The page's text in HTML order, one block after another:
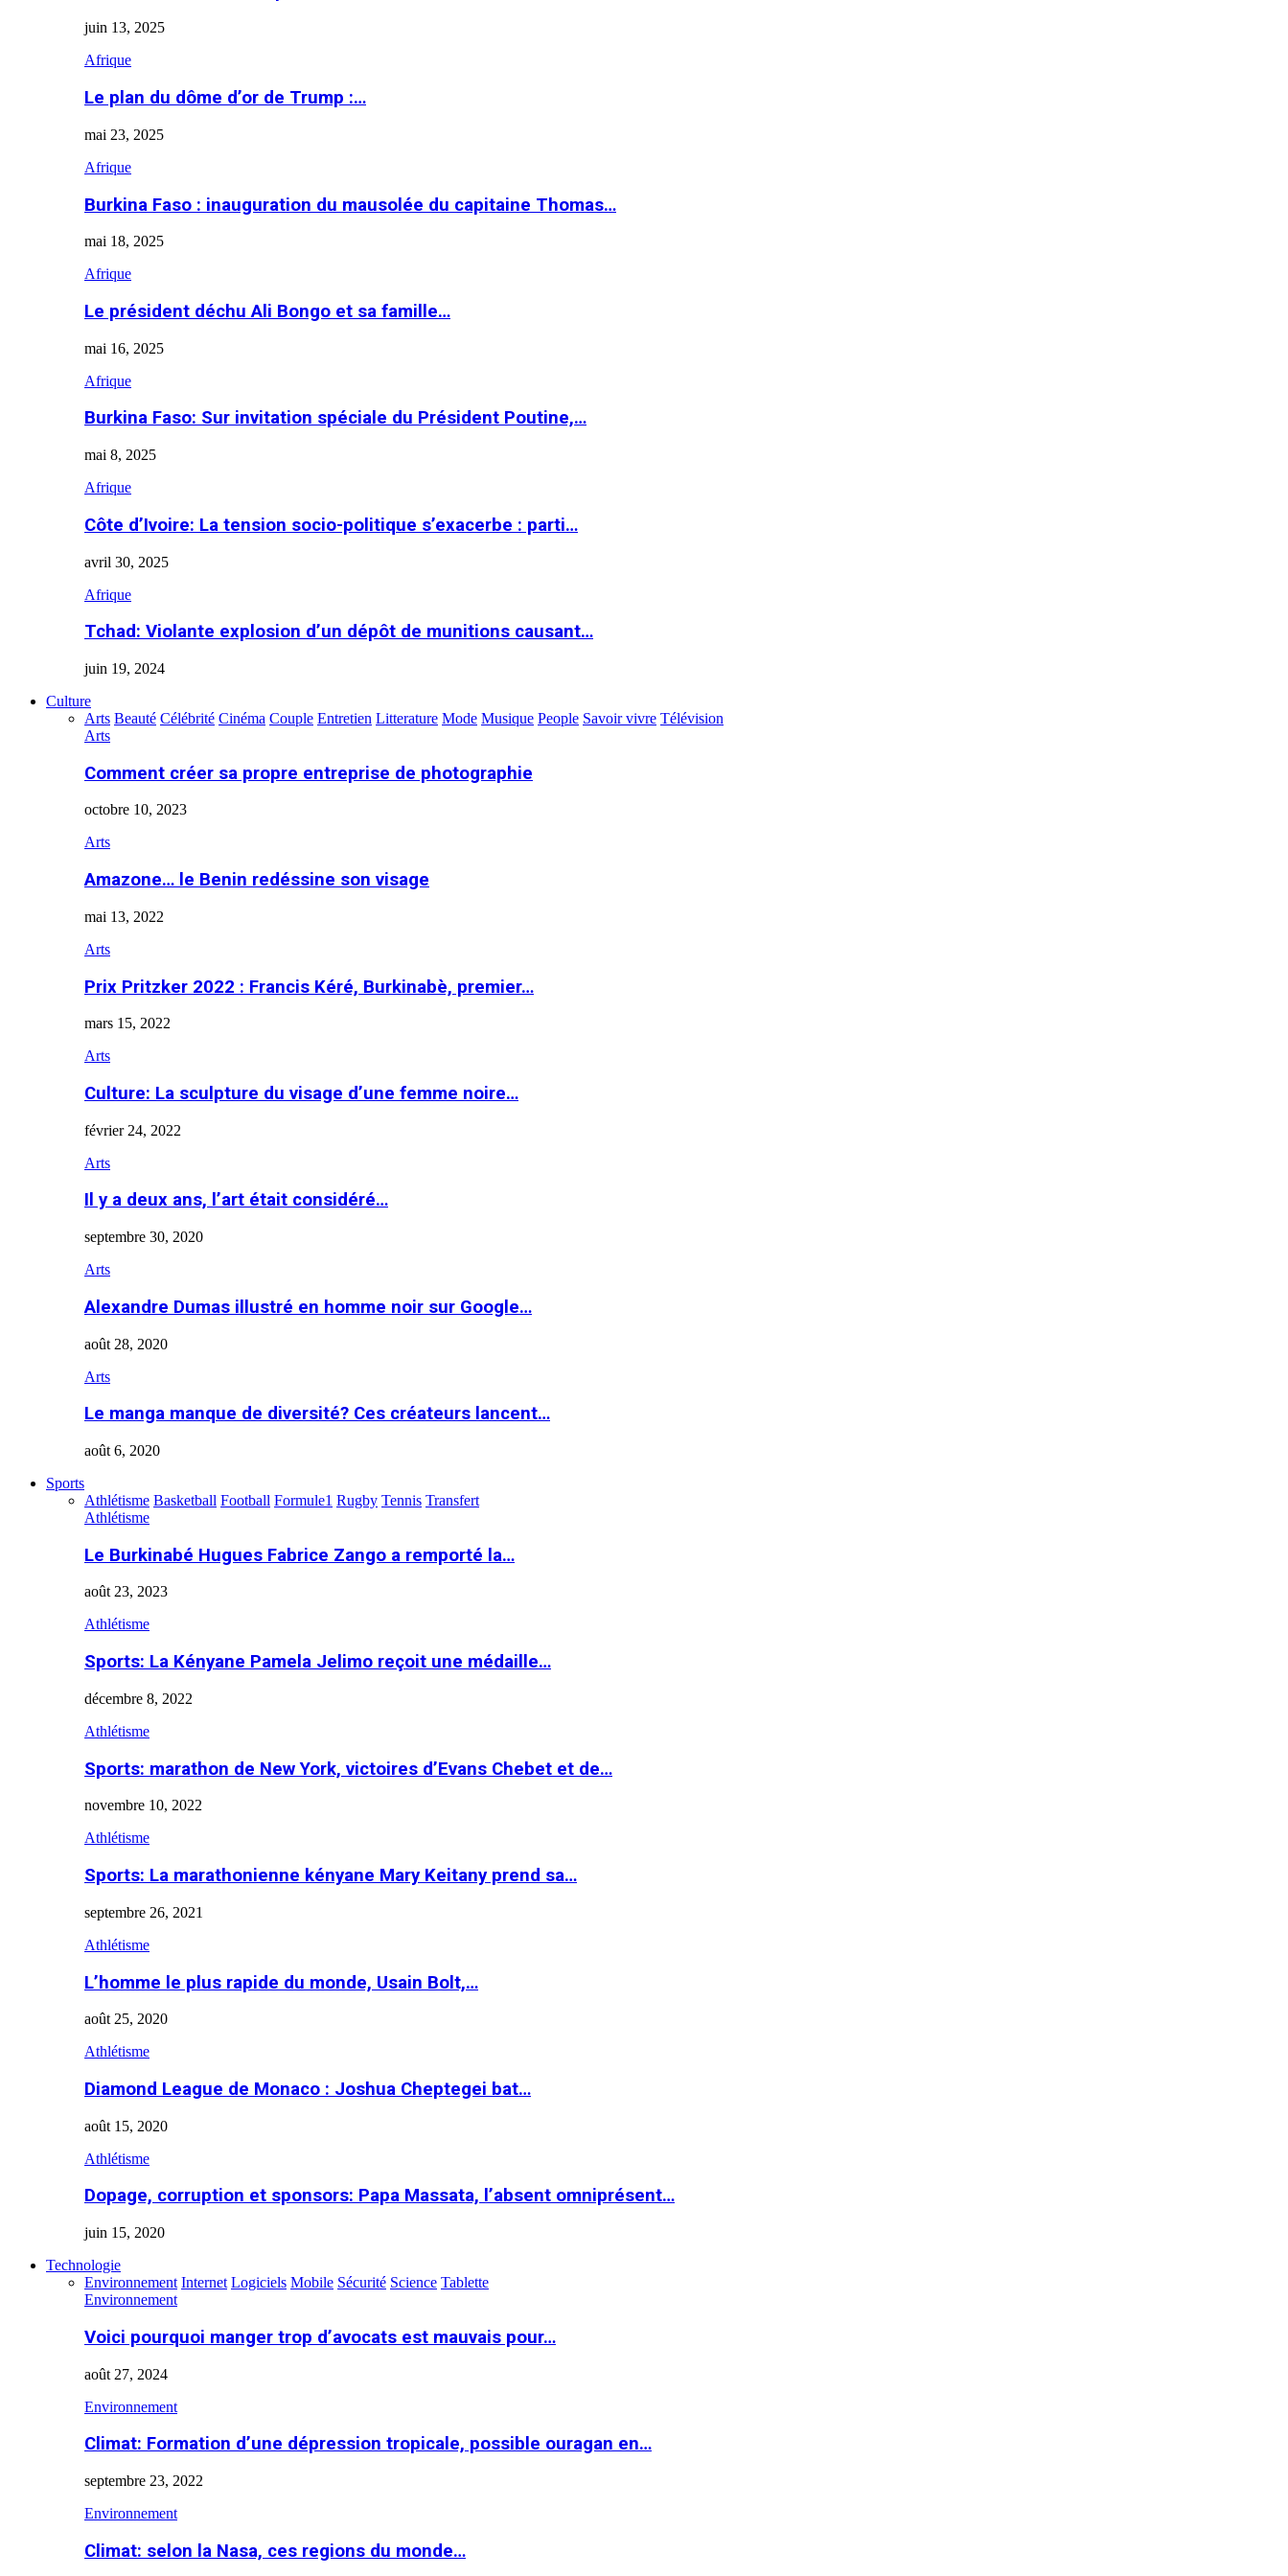
juin 13, 2025
Afrique
Le plan du dôme d’or de Trump :…
mai 23, 2025
Afrique
Burkina Faso : inauguration du mausolée du capitaine Thomas…
mai 18, 2025
Afrique
Le président déchu Ali Bongo et sa famille…
mai 16, 2025
Afrique
Burkina Faso: Sur invitation spéciale du Président Poutine,…
mai 8, 2025
Afrique
Côte d’Ivoire: La tension socio-politique s’exacerbe : parti…
avril 30, 2025
Afrique
Tchad: Violante explosion d’un dépôt de munitions causant…
juin 19, 2024
Culture
Arts Beauté Célébrité Cinéma Couple Entretien Litterature Mode Musique People Savoir vivre Télévision
Arts
Comment créer sa propre entreprise de photographie
octobre 10, 2023
Arts
Amazone… le Benin redéssine son visage
mai 13, 2022
Arts
Prix Pritzker 2022 : Francis Kéré, Burkinabè, premier…
mars 15, 2022
Arts
Culture: La sculpture du visage d’une femme noire…
février 24, 2022
Arts
Il y a deux ans, l’art était considéré…
septembre 30, 2020
Arts
Alexandre Dumas illustré en homme noir sur Google…
août 28, 2020
Arts
Le manga manque de diversité? Ces créateurs lancent…
août 6, 2020
Sports
Athlétisme Basketball Football Formule1 Rugby Tennis Transfert
Athlétisme
Le Burkinabé Hugues Fabrice Zango a remporté la…
août 23, 2023
Athlétisme
Sports: La Kényane Pamela Jelimo reçoit une médaille…
décembre 8, 2022
Athlétisme
Sports: marathon de New York, victoires d’Evans Chebet et de…
novembre 10, 2022
Athlétisme
Sports: La marathonienne kényane Mary Keitany prend sa…
septembre 26, 2021
Athlétisme
L’homme le plus rapide du monde, Usain Bolt,…
août 25, 2020
Athlétisme
Diamond League de Monaco : Joshua Cheptegei bat…
août 15, 2020
Athlétisme
Dopage, corruption et sponsors: Papa Massata, l’absent omniprésent…
juin 15, 2020
Technologie
Environnement Internet Logiciels Mobile Sécurité Science Tablette
Environnement
Voici pourquoi manger trop d’avocats est mauvais pour…
août 27, 2024
Environnement
Climat: Formation d’une dépression tropicale, possible ouragan en…
septembre 23, 2022
Environnement
Climat: selon la Nasa, ces regions du monde…